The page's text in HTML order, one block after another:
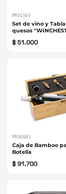
PRO1565
Set de vino y
quesos
$ 51.000
PRO6681
Caja de Bamboo
Botella
$ 91.700